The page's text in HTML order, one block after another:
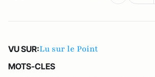
VU SUR:Lu sur le Point
MOTS-CLES